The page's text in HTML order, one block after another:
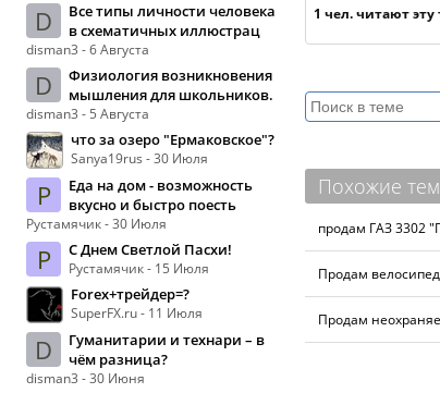
D
Все типы личности человека
в схематичных иллюстрац
disman3 - 6 Августа
D
Физиология возникновения
мышления для школьников.
disman3 - 5 Августа
что за озеро "Ермаковское"?
Sanya19rus - 30 Июля
Р
Еда на дом - возможность
вкусно и быстро поесть
Рустамячик - 30 Июля
Р С Днем Светлой Пасхи!
Рустамячик - 15 Июля
Forex+трейдер=?
SuperFX.ru - 11 Июля
D
Гуманитарии и технари – в
чём разница?
disman3 - 30 Июня
1 чел. читают
Похожие
продам ГАЗ 3302
Продам
Продам